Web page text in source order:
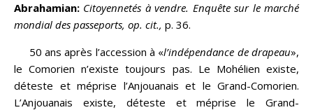
Abrahamian: Citoyennetés à vendre. Enquête sur le marché
mondial des passeports, op. cit., p. 36.
50 ans après l’accession à «l’indépendance de drapeau»,
le Comorien n’existe toujours pas. Le Mohélien existe,
déteste et méprise l’Anjouanais et le Grand-Comorien.
L’Anjouanais existe, déteste et méprise le Grand-